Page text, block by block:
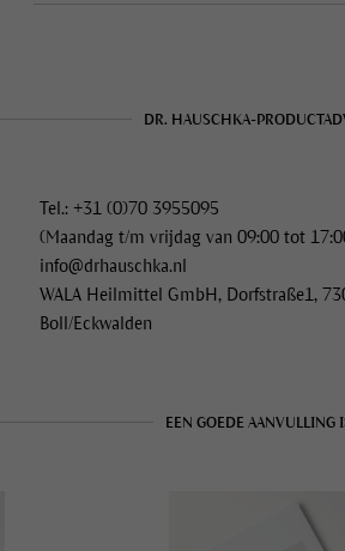
DR. HAUSCHKA-
Tel.: +31 (0)70 3955095
(Maandag t/m vrijdag van 09:00 tot
info@drhauschka.nl
WALA Heilmittel GmbH, Dorfstraße1,
Boll/Eckwalden
EEN GOEDE AANVULLING